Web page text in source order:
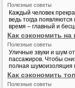
Полезные советы
Каждый человек
ведь тогда
время – главный и
Как сэкономить
Полезные советы
Уличные звуки и шум
пассажиров. Чтобы
полная шумоизоляция
Как сэкономить
Полезные советы